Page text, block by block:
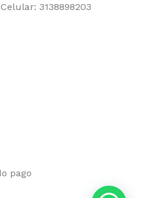
Celular: 3138898203